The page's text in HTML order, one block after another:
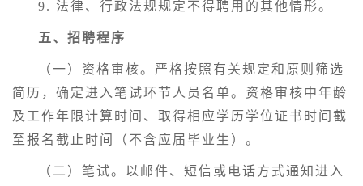
9. 法律、行政法规规定不得聘用的其他情形。
五、招聘程序
（一）资格审核。严格按照有关规定和原则筛选
简历，确定进入笔试环节人员名单。资格审核中年龄
及工作年限计算时间、取得相应学历学位证书时间截
至报名截止时间（不含应届毕业生）。
（二）笔试。以邮件、短信或电话方式通知进入